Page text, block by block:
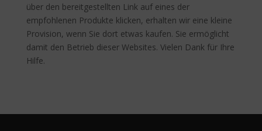
über den bereitgestellten Link auf eines der
empfohlenen Produkte klicken, erhalten wir eine kleine
Provision, wenn Sie dort etwas kaufen. Sie ermöglicht
damit den Betrieb dieser Websites. Vielen Dank für Ihre
Hilfe.